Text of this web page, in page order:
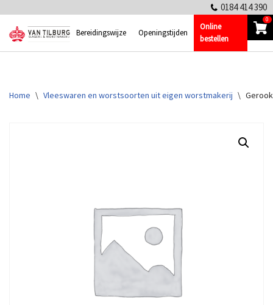
Ga
0184 414 390
Bereidingswijze Openingstijden
Online
bestellen
0
Home \ Vleeswaren en worstsoorten uit eigen worstmakerij \